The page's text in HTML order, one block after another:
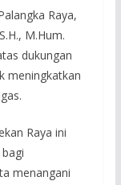
Raya,
M.Hum.
dukungan
meningkatkan
Raya ini
menangani